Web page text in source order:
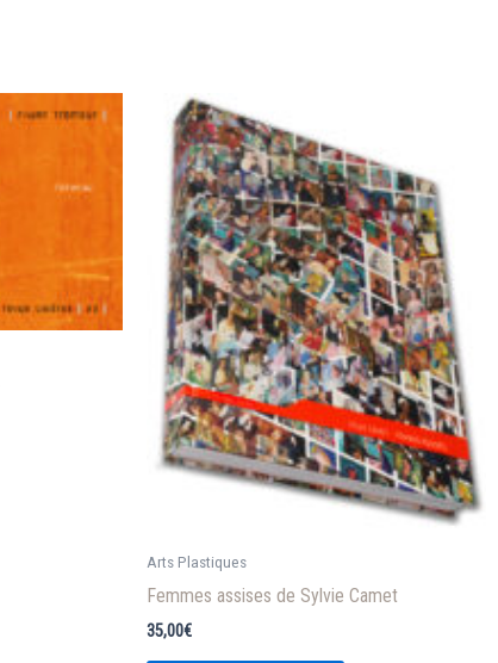
Arts Plastiques
Femmes assises de Sylvie Camet
35,00€